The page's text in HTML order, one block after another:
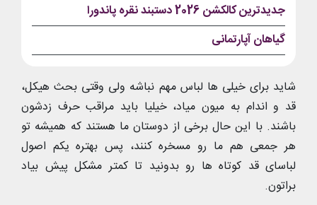
جدیدترین کالکشن 2026 دستبند نقره پاندورا
گیاهان آپارتمانی
شاید برای خیلی ها لباس مهم نباشه ولی وقتی بحث هیکل،
قد و اندام به میون میاد، خیلیا باید مراقب حرف زدشون
باشند. با این حال برخی از دوستان ما هستند که همیشه تو
هر جمعی هم ما رو مسخره کنند، پس بهتره یکم اصول
لباسای قد کوتاه ها رو بدونید تا کمتر مشکل پیش بیاد
براتون.